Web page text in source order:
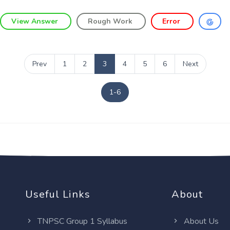
View Answer Rough Work Error
Prev 1 2 3 4 5 6 Next
1-6
Useful Links
TNPSC Group 1 Syllabus
About
About Us